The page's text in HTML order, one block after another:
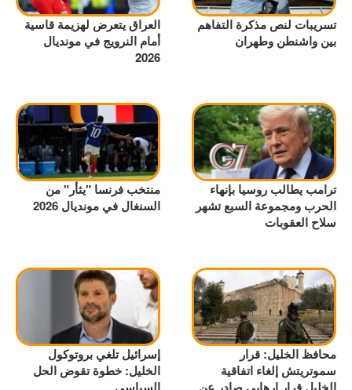
تسريبات لنص مذكرة التفاهم
بين واشنطن وطهران
العراق يتعرض لهزيمة قاسية
أمام النرويج في مونديال
2026
ترامب يطالب روسيا بإنهاء
الحرب ومجموعة السبع تشهر
سلاح العقوبات
منتخب فرنسا "يثأر" من
السنغال في مونديال 2026
محافظ الخليل: قرار
سموتريتش إلغاء اتفاقية
إسرائيل تلغي بروتوكول
الخليل: خطوة تقوض الحل